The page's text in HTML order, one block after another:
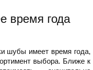
время года
шубы имеет время года,
выбора. Ближе к